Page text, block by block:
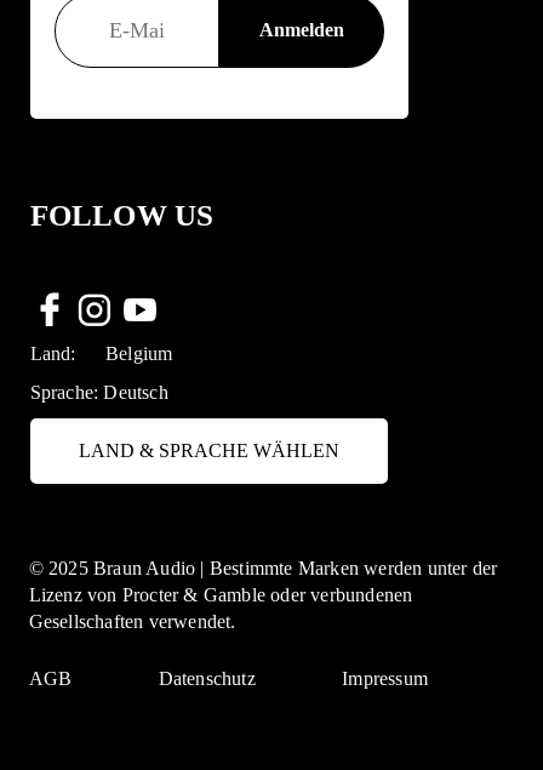
FOLLOW US
Land:
Belgium
Sprache:Deutsch
LAND & SPRACHE WÄHLEN
© 2025 Braun Audio | Bestimmte Marken werden unter der
Lizenz von Procter & Gamble oder verbundenen
Gesellschaften verwendet.
AGB Datenschutz Impressum